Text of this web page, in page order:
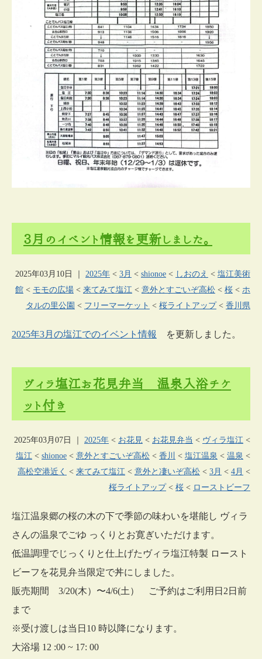
3月のイベント情報を更新しました。
2025年03月10日 2025年 < 3月 < shionoe < しおのえ < 塩江美術
館 < モモの広場 < 来てみて塩江 < 意外とすごいぞ高松 < 桜 < ホ
タルの里公園 < フリーマーケット < 桜ライトアップ < 香川県
2025年3月の塩江でのイベント情報 を更新しました。
ヴィラ塩江お花見弁当 温泉入浴チケ
ット付き
2025年03月07日 2025年 < お花見 < お花見弁当 < ヴィラ塩江 <
塩江 < shionoe < 意外とすごいぞ高松 < 香川 < 塩江温泉 < 温泉 <
高松空港近く < 来てみて塩江 < 意外と凄いぞ高松 < 3月 < 4月 <
桜ライトアップ < 桜 < ローストビーフ
塩江温泉郷の桜の木の下で季節の味わいを堪能し ヴィラ
さんの温泉でごゆ っくりとお寛ぎいただけます。
低温調理でじっくりと仕上げたヴィラ塩江特製 ロースト
ビーフを花見弁当限定で丼にしました。
販売期間 3/20(木）〜4/6(土） ご予約はご利用日2日前
まで
※受け渡しは当日10 時以降になります。
大浴場 12 :00 ~ 17: 00